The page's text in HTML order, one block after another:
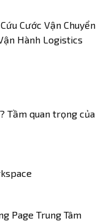
Cước Vận Chuyển
Hành Logistics
Tầm quan trọng của
Page Trung Tâm